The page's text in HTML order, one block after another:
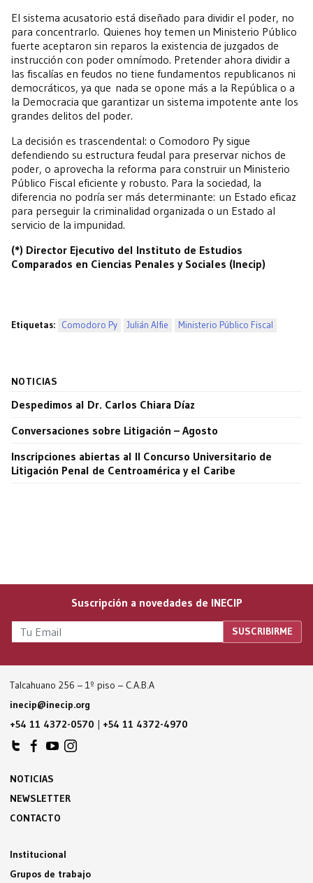
El sistema acusatorio está diseñado para dividir el poder, no
para concentrarlo. Quienes hoy temen un Ministerio Público
fuerte aceptaron sin reparos la existencia de juzgados de
instrucción con poder omnímodo. Pretender ahora dividir a
las fiscalías en feudos no tiene fundamentos republicanos ni
democráticos, ya que nada se opone más a la República o a
la Democracia que garantizar un sistema impotente ante los
grandes delitos del poder.
La decisión es trascendental: o Comodoro Py sigue
defendiendo su estructura feudal para preservar nichos de
poder, o aprovecha la reforma para construir un Ministerio
Público Fiscal eficiente y robusto. Para la sociedad, la
diferencia no podría ser más determinante: un Estado eficaz
para perseguir la criminalidad organizada o un Estado al
servicio de la impunidad.
(*) Director Ejecutivo del Instituto de Estudios
Comparados en Ciencias Penales y Sociales (Inecip)
Etiquetas: Comodoro Py Julián Alfie Ministerio Público Fiscal
NOTICIAS
Despedimos al Dr. Carlos Chiara Díaz
Conversaciones sobre Litigación – Agosto
Inscripciones abiertas al II Concurso Universitario de
Litigación Penal de Centroamérica y el Caribe
Suscripción a novedades de INECIP
Talcahuano 256 – 1º piso – C.A.B.A
inecip@inecip.org
+54 11 4372-0570 | +54 11 4372-4970
NOTICIAS
NEWSLETTER
CONTACTO
Institucional
Grupos de trabajo